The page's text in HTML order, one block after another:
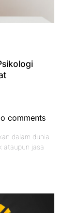
comments
dalam dunia
ataupun jasa